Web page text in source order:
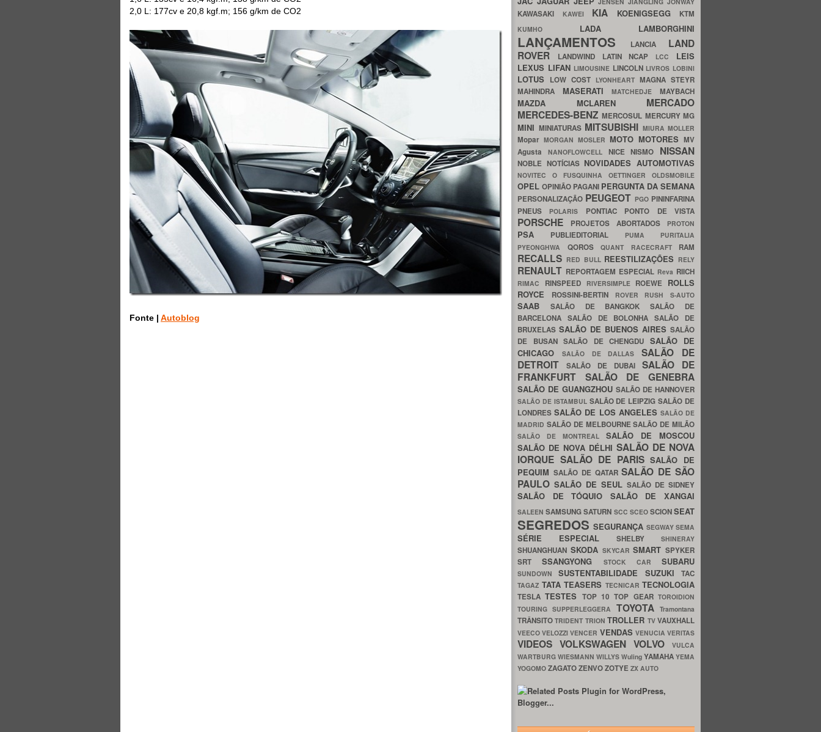
2,0 L: 177cv e 20,8 kgf.m; 156 g/km de CO2
Fonte | Autoblog
KAWASAKI KAWEI KIA KOENIGSEGG KTM
KUMHO LADA LAMBORGHINI
LANÇAMENTOS LANCIA LAND
ROVER
LANDWIND LATIN NCAP LCC LEIS
LEXUS LIFAN LIMOUSINE LINCOLN LIVROS LOBINI
LOTUS LOW COST LYONHEART MAGNA STEYR
MAHINDRA MASERATIMATCHEDJEMAYBACH
MAZDA MCLAREN MERCADO
MERCEDES-BENZMERCOSUL MERCURYMG
MINI MINIATURAS MITSUBISHI MIURA MOLLER
Mopar MORGAN MOSLER MOTO MOTORES MV
Agusta NANOFLOWCELL NICENISMO NISSAN
NOBLE NOTÍCIAS NOVIDADES AUTOMOTIVAS
NOVITEC O FUSQUINHA OETTINGER OLDSMOBILE
OPEL OPINIÃO PAGANI PERGUNTA DA SEMANA
PERSONALIZAÇÃO PEUGEOT PGO PININFARINA
PNEUS
POLARIS PONTIAC PONTO DE VISTA
PORSCHE PROJETOS ABORTADOS PROTON
PSA PUBLIEDITORIAL PUMA PURITALIA
PYEONGHWA QOROS QUANT RACECRAFT RAM
RECALLS RED BULL REESTILIZAÇÕES RELY
RENAULT REPORTAGEM ESPECIAL Reva RIICH
RIMAC RINSPEED RIVERSIMPLE ROEWE ROLLS
ROYCE
ROSSINI-BERTIN ROVER RUSH S-AUTO
SAAB SALÃO DE BANGKOKSALÃO DE
BARCELONA SALÃO DE BOLONHASALÃO DE
BRUXELAS SALÃO DE BUENOS AIRES SALÃO
DE BUSAN SALÃO DE CHENGDU SALÃO DE
CHICAGO
SALÃO DE DALLASSALÃO DE
DETROIT
SALÃO DE DUBAI SALÃO DE
FRANKFURT SALÃO DE GENEBRA
SALÃO DE GUANGZHOU SALÃO DE HANNOVER
SALÃO DE ISTAMBUL SALÃO DE LEIPZIGSALÃO DE
LONDRESSALÃO DE LOS ANGELES SALÃO DE
MADRID SALÃO DE MELBOURNESALÃO DE MILÃO
SALÃO DE MONTREAL SALÃO DE MOSCOU
SALÃO DE NOVA DÉLHI SALÃO DE NOVA
IORQUE SALÃO DE PARISSALÃO DE
PEQUIM SALÃO DE QATARSALÃO DE SÃO
PAULO SALÃO DE SEUL SALÃO DE SIDNEY
SALÃO DE TÓQUIO SALÃO DE XANGAI
SALEENSAMSUNGSATURN SCC SCEO SCIONSEAT
SEGREDOSSEGURANÇA SEGWAYSEMA
SÉRIE ESPECIAL SHELBY SHINERAY
SHUANGHUAN SKODA SKYCARSMART SPYKER
SRTSSANGYONG STOCK CAR SUBARU
SUNDOWNSUSTENTABILIDADE SUZUKITAC
TAGAZ TATA TEASERS TECNICAR TECNOLOGIA
TESLATESTES TOP 10TOP GEARTOROIDION
TOURING SUPPERLEGGERA TOYOTATramontana
TRÂNSITOTRIDENT TRIONTROLLER TVVAUXHALL
VEECOVELOZZIVENCER VENDAS VENUCIAVERITAS
VIDEOS VOLKSWAGEN VOLVO
VULCA
WARTBURG WIESMANN WILLYS Wuling YAMAHA YEMA
YOGOMO ZAGATOZENVOZOTYE ZX AUTO